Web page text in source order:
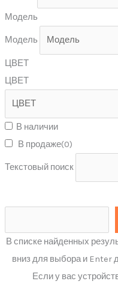
Модель
Модель
ЦВЕТ
ЦВЕТ
В наличии
В продаже(0)
Текстовый поиск
В списке найденных
вниз для выбора и Enter
Если у вас